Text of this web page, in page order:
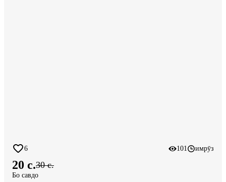
6 101 имрӯз
20 c.30 c.
Бо савдо